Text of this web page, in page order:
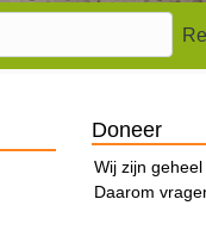
Doneer
Wij zijn
Daarom